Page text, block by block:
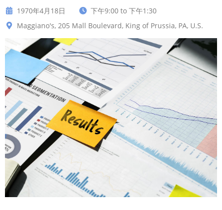
1970年4月18日
下午9:00 to 下午1:30
Maggiano's, 205 Mall Boulevard, King of Prussia, PA, U.S.